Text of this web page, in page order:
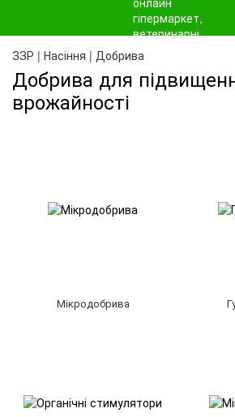
ЗЗР | Насіння | Добрива
Добрива для
врожайності
Мікродобрива